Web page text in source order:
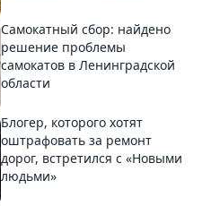
Самокатный сбор: найдено
решение проблемы
самокатов в Ленинградской
области
Блогер, которого хотят
оштрафовать за ремонт
дорог, встретился с «Новыми
людьми»